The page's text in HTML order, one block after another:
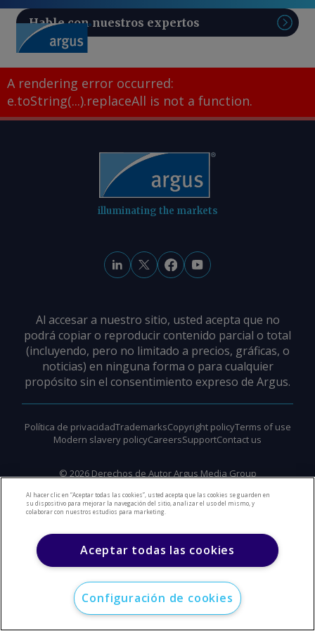
Hable con nuestros expertos
A rendering error occurred:
e.toString(...).replaceAll is not a function.
illuminating the markets
Al accesar a nuestro sitio, usted acepta que no
podrá copiar o reproducir contenido parcial o total
(incluyendo, pero no limitado a precios, gráficas, o
noticias) en ninguna forma o para cualquier
propósito sin el consentimiento expreso de Argus.
© 2026 Derechos de Autor Argus Media Group
Política de privacidadTrademarksCopyright policyTerms of use
Modern slavery policyCareersSupportContact us
Al hacer clic en “Aceptar todas las cookies”, usted acepta que las cookies se guarden en
su dispositivo para mejorar la navegación del sitio, analizar el uso del mismo, y
colaborar con nuestros estudios para marketing.
Aceptar todas las cookies
Configuración de cookies